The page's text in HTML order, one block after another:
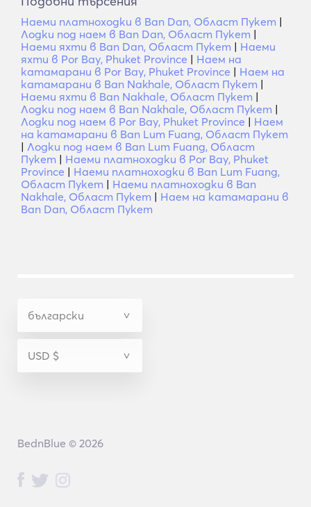
Наеми платноходки в Ban Dan, Област Пукет |
Лодки под наем в Ban Dan, Област Пукет |
Наеми яхти в Ban Dan, Област Пукет | Наеми
яхти в Por Bay, Phuket Province | Наем на
катамарани в Por Bay, Phuket Province | Наем на
катамарани в Ban Nakhale, Област Пукет |
Наеми яхти в Ban Nakhale, Област Пукет |
Лодки под наем в Ban Nakhale, Област Пукет |
Лодки под наем в Por Bay, Phuket Province | Наем
на катамарани в Ban Lum Fuang, Област Пукет
| Лодки под наем в Ban Lum Fuang, Област
Пукет | Наеми платноходки в Por Bay, Phuket
Province | Наеми платноходки в Ban Lum Fuang,
Област Пукет | Наеми платноходки в Ban
Nakhale, Област Пукет | Наем на катамарани в
Ban Dan, Област Пукет
BednBlue © 2026